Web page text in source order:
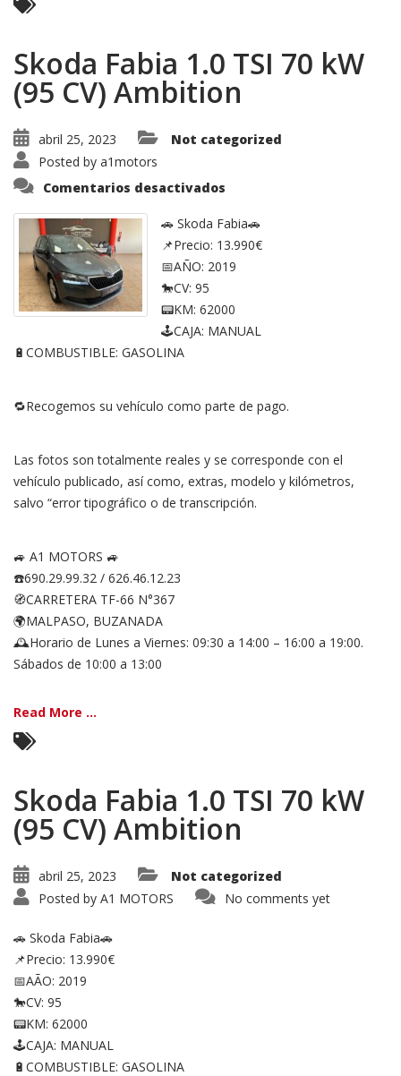
Skoda Fabia 1.0 TSI 70 kW
(95 CV) Ambition
abril 25, 2023
Not categorized
Posted by a1motors
Comentarios desactivados
1.0
TSI
70
(95
🚗 Skoda Fabia🚗
📌Precio: 13.990€
📅AÑO: 2019
🐎CV: 95
📟KM: 62000
🕹CAJA: MANUAL
🔋COMBUSTIBLE: GASOLINA
🔁Recogemos su vehículo como parte de pago.
Las fotos son totalmente reales y se corresponde con el
vehículo publicado, así como, extras, modelo y kilómetros,
salvo “error tipográfico o de transcripción.
🚙 A1 MOTORS 🚙
☎️690.29.99.32 / 626.46.12.23
🧭CARRETERA TF-66 N°367
🌍MALPASO, BUZANADA
🕰Horario de Lunes a Viernes: 09:30 a 14:00 – 16:00 a 19:00.
Sábados de 10:00 a 13:00
Read More ...
Skoda Fabia 1.0 TSI 70 kW
(95 CV) Ambition
abril 25, 2023
Not categorized
Posted by A1 MOTORS No comments yet
🚗 Skoda Fabia🚗
📌Precio: 13.990€
📅AÃO: 2019
🐎CV: 95
📟KM: 62000
🕹CAJA: MANUAL
🔋COMBUSTIBLE: GASOLINA